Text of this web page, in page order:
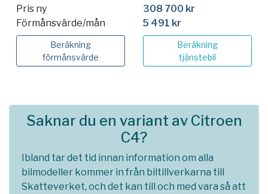
Pris ny
308 700 kr
Förmånsvärde/mån
5 491 kr
Beräkning
förmånsvärde
Beräkning
tjänstebil
Saknar du en variant av Citroen
C4?
Ibland tar det tid innan information om alla
bilmodeller kommer in från biltillverkarna till
Skatteverket, och det kan till och med vara så att